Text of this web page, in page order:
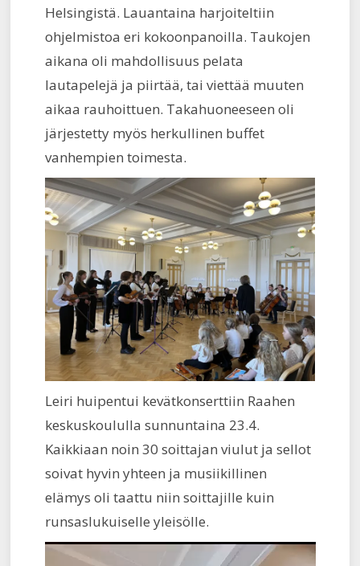
Helsingistä. Lauantaina harjoiteltiin
ohjelmistoa eri kokoonpanoilla. Taukojen
aikana oli mahdollisuus pelata
lautapelejä ja piirtää, tai viettää muuten
aikaa rauhoittuen. Takahuoneeseen oli
järjestetty myös herkullinen buffet
vanhempien toimesta.
Leiri huipentui kevätkonserttiin Raahen
keskuskoululla sunnuntaina 23.4.
Kaikkiaan noin 30 soittajan viulut ja sellot
soivat hyvin yhteen ja musiikillinen
elämys oli taattu niin soittajille kuin
runsaslukuiselle yleisölle.